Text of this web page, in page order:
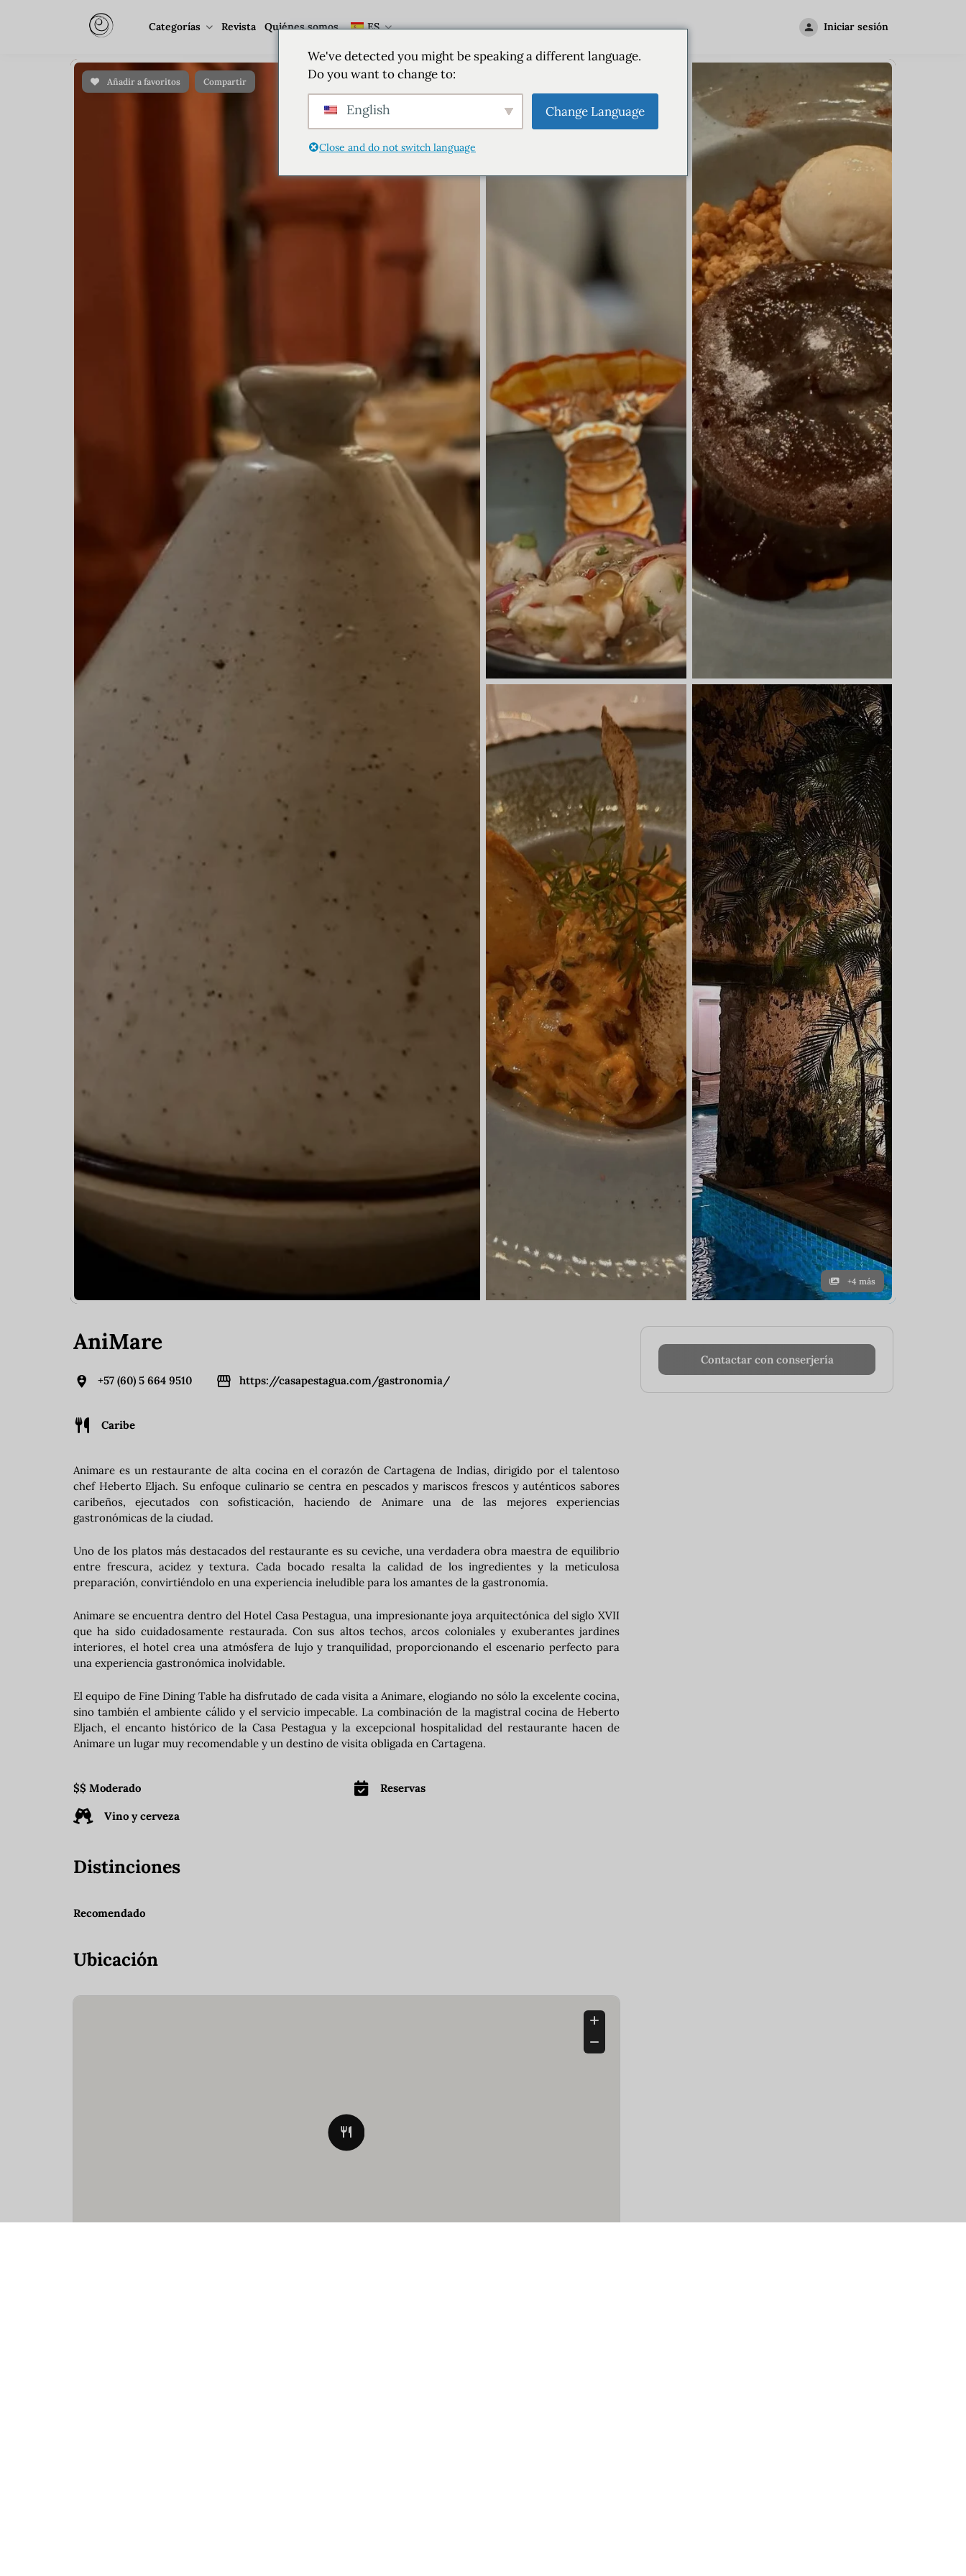
Categorías Revista Quiénes somos ES Iniciar sesión
Añadir a favoritos Compartir
+4 más
AniMare
+57 (60) 5 664 9510 https://casapestagua.com/gastronomia/
Caribe
Animare es un restaurante de alta cocina en el corazón de Cartagena de Indias, dirigido por el talentoso
chef Heberto Eljach. Su enfoque culinario se centra en pescados y mariscos frescos y auténticos sabores
caribeños, ejecutados con sofisticación, haciendo de Animare una de las mejores experiencias
gastronómicas de la ciudad.
Uno de los platos más destacados del restaurante es su ceviche, una verdadera obra maestra de equilibrio
entre frescura, acidez y textura. Cada bocado resalta la calidad de los ingredientes y la meticulosa
preparación, convirtiéndolo en una experiencia ineludible para los amantes de la gastronomía.
Animare se encuentra dentro del Hotel Casa Pestagua, una impresionante joya arquitectónica del siglo XVII
que ha sido cuidadosamente restaurada. Con sus altos techos, arcos coloniales y exuberantes jardines
interiores, el hotel crea una atmósfera de lujo y tranquilidad, proporcionando el escenario perfecto para
una experiencia gastronómica inolvidable.
El equipo de Fine Dining Table ha disfrutado de cada visita a Animare, elogiando no sólo la excelente cocina,
sino también el ambiente cálido y el servicio impecable. La combinación de la magistral cocina de Heberto
Eljach, el encanto histórico de la Casa Pestagua y la excepcional hospitalidad del restaurante hacen de
Animare un lugar muy recomendable y un destino de visita obligada en Cartagena.
$$ Moderado Reservas
Vino y cerveza
Distinciones
Recomendado
Ubicación
Contactar con conserjería
We've detected you might be speaking a different language.
Do you want to change to:
English Change Language
Close and do not switch language